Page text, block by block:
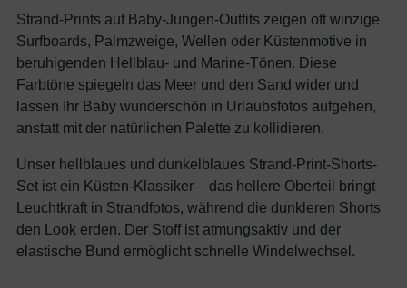
Strand-Prints auf Baby-Jungen-Outfits zeigen oft winzige
Surfboards, Palmzweige, Wellen oder Küstenmotive in
beruhigenden Hellblau- und Marine-Tönen. Diese
Farbtöne spiegeln das Meer und den Sand wider und
lassen Ihr Baby wunderschön in Urlaubsfotos aufgehen,
anstatt mit der natürlichen Palette zu kollidieren.
Unser hellblaues und dunkelblaues Strand-Print-Shorts-
Set ist ein Küsten-Klassiker – das hellere Oberteil bringt
Leuchtkraft in Strandfotos, während die dunkleren Shorts
den Look erden. Der Stoff ist atmungsaktiv und der
elastische Bund ermöglicht schnelle Windelwechsel.